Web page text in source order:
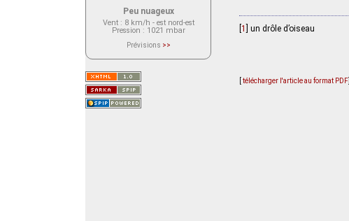
1 un drôle d’oiseau
télécharger l'article au format PDF
Peu nuageux
Vent: 8 km/h - est nord-est
Pression : 1021 mbar
Prévisions >>
actuellement aucune prévision
Saint-Nom.
Veuillez consulter le message du
service ci-dessous.
(401 - Invalid API key. Please see
https://openweathermap.org/faq#error401